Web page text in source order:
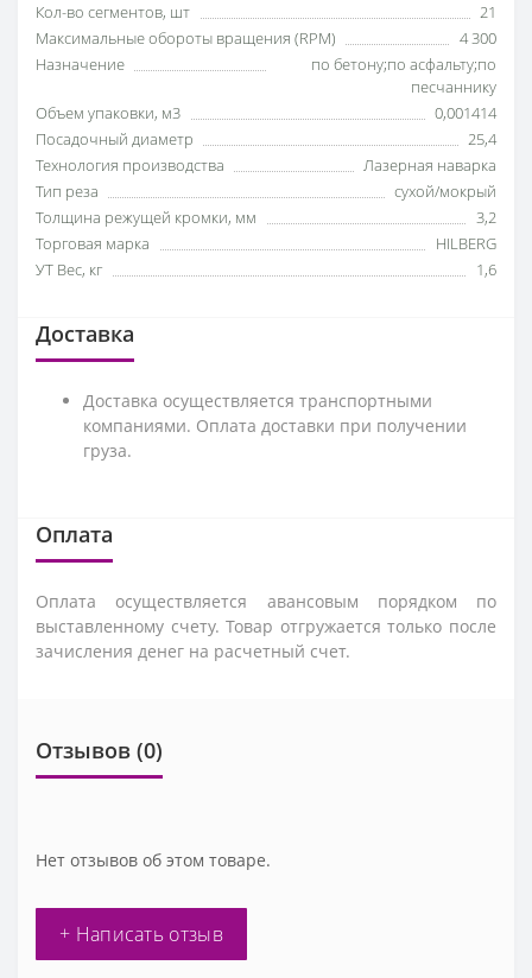
Кол-во сегментов, шт
21
Максимальные обороты вращения (RPM)
4 300
Назначение
по бетону;по асфальту;по
песчаннику
Объем упаковки, м3
0,001414
Посадочный диаметр
25,4
Технология производства
Лазерная наварка
Тип реза
сухой/мокрый
Толщина режущей кромки, мм
3,2
Торговая марка
HILBERG
УТ Вес, кг
1,6
Доставка
Доставка осуществляется транспортными
компаниями. Оплата доставки при получении
груза.
Оплата
Оплата осуществляется авансовым порядком по
выставленному счету. Товар отгружается только после
зачисления денег на расчетный счет.
Отзывов (0)
Нет отзывов об этом товаре.
+ Написать отзыв